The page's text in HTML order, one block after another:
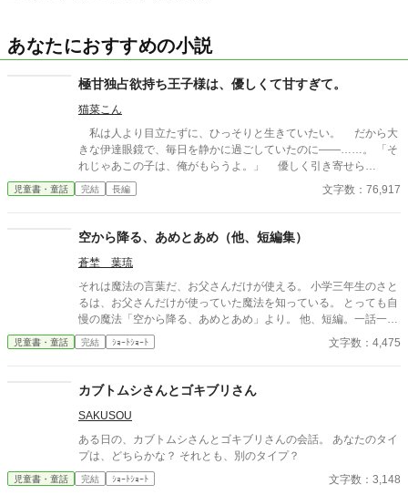
あなたにおすすめの小説
極甘独占欲持ち王子様は、優しくて甘すぎて。
猫菜こん
私は人より目立たずに、ひっそりと生きていたい。 だから大
きな伊達眼鏡で、毎日を静かに過ごしていたのに――……。 「そ
れじゃあこの子は、俺がもらうよ。」 優しく引き寄せら
れ、“王子様”の腕の中に閉じ込められ。 ……これは一体どうい
う状況なんですか!? 静かな場所が好きで大人しめな地味子ちゃ
ゆい） × 文武両道な学園の王子様 実は、好きな子を誰より
も独り占めしたがり……？ 氷堂秦斗（ひょうどうかなと） 最
初は【仮】のはずだった。 「結衣さん……って呼んでもいい？
だから、俺のことも名前で呼んでほしいな。」 「さっきので嫉妬
したから、ちょっとだけ抱きしめられてて。」 「俺は前から結衣
さんのことが好きだったし、 今もどうしようもないくらい好き
れていた。
児童書・童話 完結 長編 文字数：76,917
空から降る、あめとあめ（他、短編集）
蒼埜 葉琉
それは魔法の言葉だ、お父さんだけが使える。 小学三年生のさと
るは、お父さんだけが使っていた魔法を知っている。 とっても自
慢の魔法「空から降る、あめとあめ」より。 他、短編。一話一話
で完結。 ほんのせつなかったり、あかるかったり。そんなお話の
集まり。
児童書・童話 完結 ｼｮｰﾄｼｮｰﾄ 文字数：4,475
カブトムシさんとゴキブリさん
SAKUSOU
ある日の、カブトムシさんとゴキブリさんの会話。 あなたのタイ
プは、どちらかな？ それとも、別のタイプ？
児童書・童話 完結 ｼｮｰﾄｼｮｰﾄ 文字数：3,148